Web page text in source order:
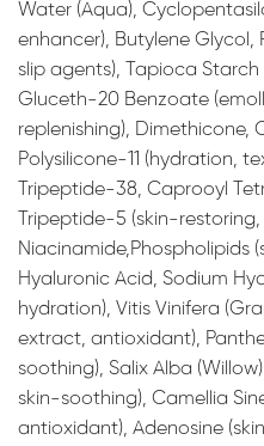
Water (Aqua),
enhancer), Butylene Glycol,
slip agents), Tapioca
Gluceth-20 Benzoate
replenishing), Dimethicone,
Polysilicone-11 (hydration,
Tripeptide-38, Caprooyl
Tripeptide-5 (skin-
Niacinamide,Phospholipids
Hyaluronic Acid, Sodium
hydration), Vitis Vinifera
extract, antioxidant),
soothing), Salix Alba
skin-soothing), Camellia
antioxidant), Adenosine